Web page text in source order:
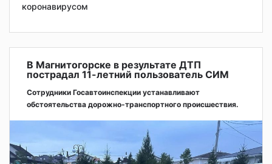
коронавирусом
В Магнитогорске в результате ДТП
пострадал 11-летний пользователь СИМ
Сотрудники Госавтоинспекции устанавливают
обстоятельства дорожно-транспортного происшествия.